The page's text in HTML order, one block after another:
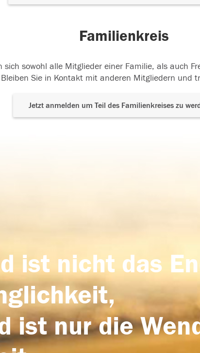
Familienkreis
sich sowohl alle Mitglieder einer Familie, als auch
Sie in Kontakt mit anderen Mitgliedern und
Jetzt anmelden um Teil des Familienkreises zu
ist nicht das
ist nur die